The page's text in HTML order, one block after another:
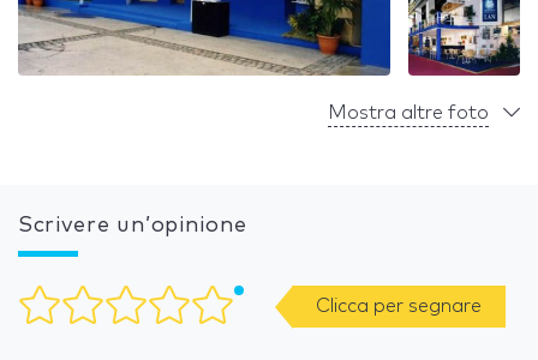
Mostra altre foto
Scrivere un’opinione
Clicca per segnare